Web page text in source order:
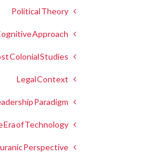
Political Theory
Approach
Colonial Studies
Legal Context
Paradigm
Era of Technology
Perspective